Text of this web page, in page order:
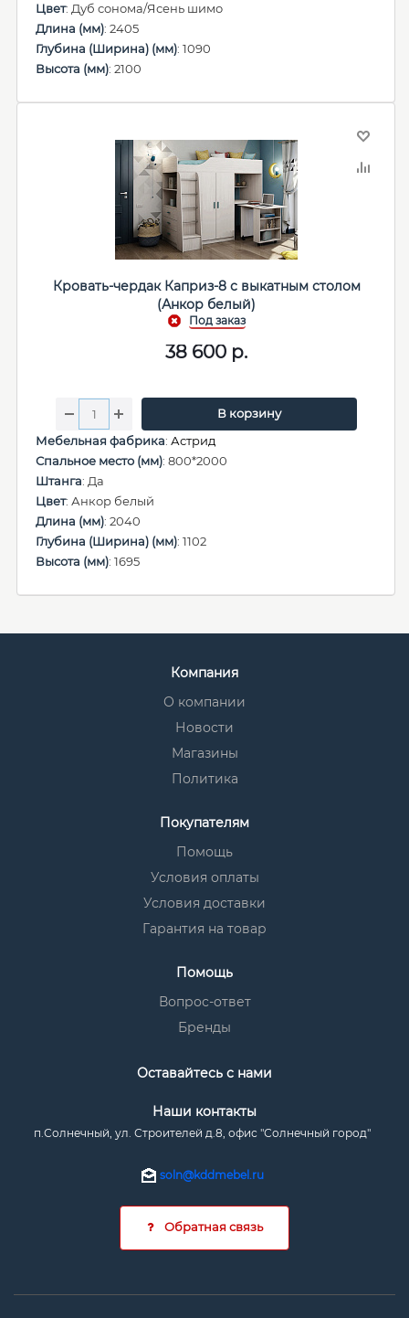
Цвет: Дуб сонома/Ясень шимо
Длина (мм): 2405
Глубина (Ширина) (мм): 1090
Высота (мм): 2100
Кровать-чердак Каприз-8 с выкатным столом
(Анкор белый)
38 600 р.
В корзину
Мебельная фабрика: Астрид
Спальное место (мм): 800*2000
Штанга: Да
Цвет: Анкор белый
Длина (мм): 2040
Глубина (Ширина) (мм): 1102
Высота (мм): 1695
Компания
О компании
Новости
Магазины
Политика
Покупателям
Помощь
Условия оплаты
Условия доставки
Гарантия на товар
Помощь
Вопрос-ответ
Бренды
Оставайтесь с нами
Наши контакты
п.Солнечный, ул. Строителей д.8, офис "Солнечный город"
soln@kddmebel.ru
Обратная связь